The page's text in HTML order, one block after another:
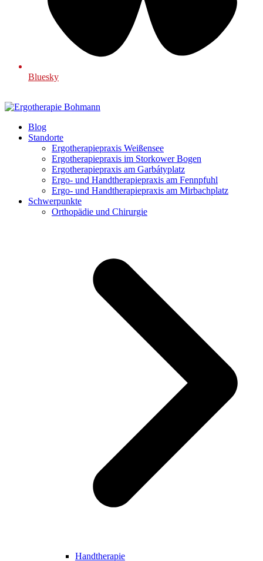
Bluesky
Blog
Standorte
Ergotherapiepraxis Weißensee
Ergotherapiepraxis im Storkower Bogen
Ergotherapiepraxis am Garbátyplatz
Ergo- und Handtherapiepraxis am Fennpfuhl
Ergo- und Handtherapiepraxis am Mirbachplatz
Schwerpunkte
Orthopädie und Chirurgie
Handtherapie